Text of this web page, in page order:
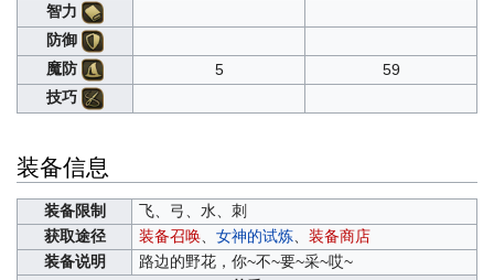
智力
防御
魔防
5
59
技巧
装备信息
装备限制
飞、弓、水、刺
获取途径
装备召唤、 女神的试炼、 装备商店
装备说明
路边的野花，你~不~要~采~哎~